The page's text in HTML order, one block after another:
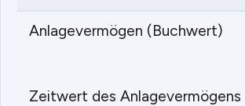
Anlagevermögen (Buchwert)
Zeitwert des Anlagevermögens